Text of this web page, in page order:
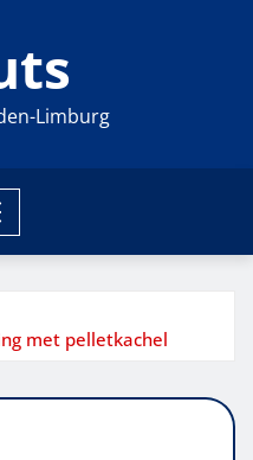
Limburg
met pelletkachel